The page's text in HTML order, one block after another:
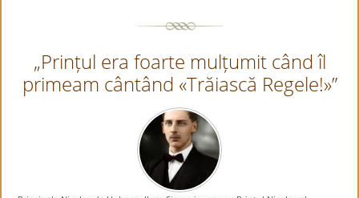
„Prințul era foarte mulțumit când îl
primeam cântând «Trăiască Regele!»”